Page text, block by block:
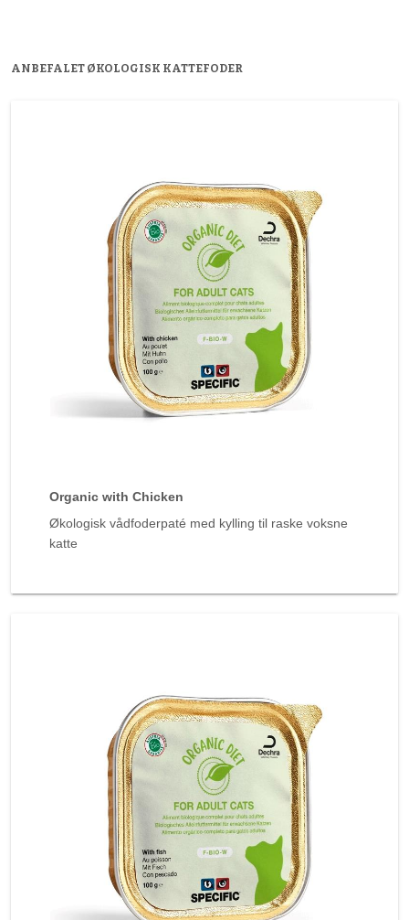
ANBEFALET ØKOLOGISK KATTEFODER
Organic with Chicken
Økologisk vådfoderpaté med kylling til raske voksne
katte